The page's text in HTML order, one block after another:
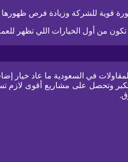
قوية للشركة وزيادة فرص ظهورها
من أول الخيارات اللي تظهر
في السعودية ما عاد خيار
وتحصل على مشاريع أقوى لازم